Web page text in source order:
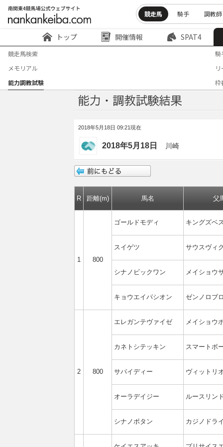
競走馬 騎手 調教師
トップ 開催情報 SPAT4
競走馬検索
騎
メモリアル
能力調教試験
枠
2018年5月18日 09:21現在
2018年5月18日 川崎
R 距離(m) 馬名 父
1 800
ゴールドモディ キングズベ
スイゲツ サウスヴィ
シナノビックワン メイショウ
キョウエイパシオン ゼンノロブ
2 800
エレガンテヴァイゼ メイショウ
カネトシテッキン スマートボ
サバイディー ヴィットリ
オーラデイジー ルースリン
シナノボタン カジノドラ